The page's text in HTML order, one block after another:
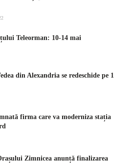
Teleorman: 10-14 mai
din Alexandria se redeschide pe 1
firma care va moderniza stația
Zimnicea anunță finalizarea